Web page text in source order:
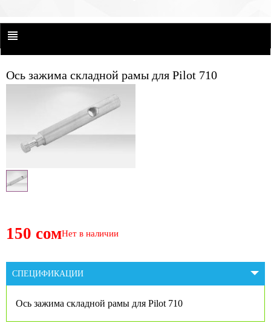
Ось зажима складной рамы для Pilot 710
150 сомНет в наличии
СПЕЦИФИКАЦИИ
Ось зажима складной рамы для Pilot 710